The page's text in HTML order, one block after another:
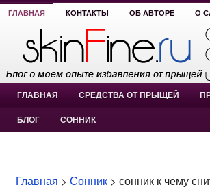
ГЛАВНАЯ КОНТАКТЫ ОБ АВТОРЕ О
ГЛАВНАЯ СРЕДСТВА ОТ ПРЫЩЕЙ
БЛОГ СОННИК
Главная > Сонник > сонник к чему